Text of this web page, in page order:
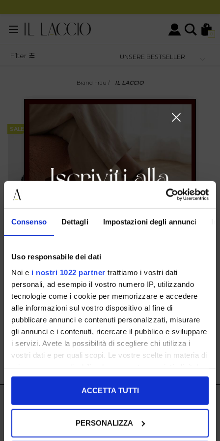
Consenso Dettagli Impostazioni degli annunci
Uso responsabile dei dati
Noi e i nostri 1022 partner trattiamo i vostri dati
personali, ad esempio il vostro numero IP, utilizzando
tecnologie come i cookie per memorizzare e accedere
alle informazioni sul vostro dispositivo al fine di
pubblicare annunci e contenuti personalizzati, misurare
gli annunci e i contenuti, ricercare il pubblico e sviluppare
i servizi. Avete la possibilità di scegliere chi utilizza i
vostri dati e per quali scopi. Le vostre scelte in materia di
in cui avete effettuato le vostre scelte. È possibile
modificare o revocare il proprio consenso in qualsiasi
momento dalla Dichiarazione sui cookie o facendo clic
Con il tuo consenso, vorremmo anche:
ACCETTA TUTTI
PERSONALIZZA
0
Filter
Brand Frau / IL LACCIO
FRAUIL LACCIO
SALE
36 38 39
€ 83.40
IL LACCIO
IL LACCIO
NEWSLETTER ABONNIEREN